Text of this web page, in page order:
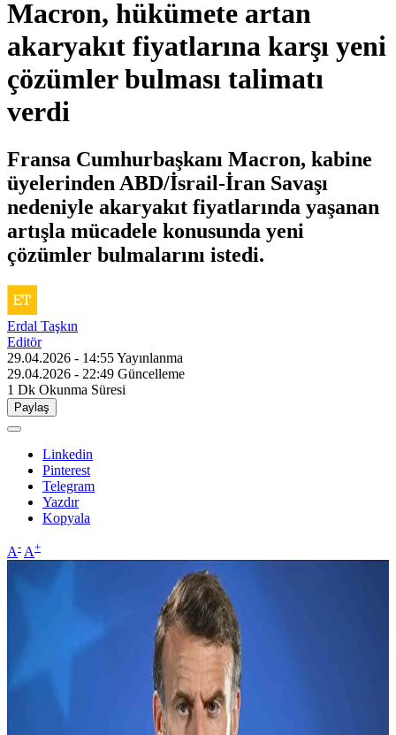
Macron, hükümete artan
akaryakıt fiyatlarına karşı yeni
çözümler bulması talimatı
verdi
Fransa Cumhurbaşkanı Macron, kabine
üyelerinden ABD/İsrail-İran Savaşı
nedeniyle akaryakıt fiyatlarında yaşanan
artışla mücadele konusunda yeni
çözümler bulmalarını istedi.
Erdal Taşkın
Editör
29.04.2026 - 14:55Yayınlanma
29.04.2026 - 22:49 Güncelleme
1 Dk Okunma Süresi
Paylaş
Linkedin
Pinterest
Telegram
Yazdır
Kopyala
A- A+